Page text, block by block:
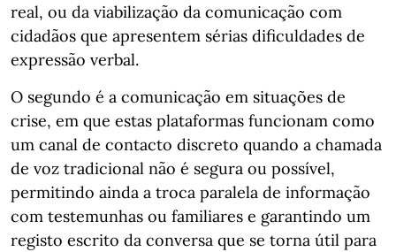
real, ou da viabilização da comunicação com
cidadãos que apresentem sérias dificuldades de
expressão verbal.
O segundo é a comunicação em situações de
crise, em que estas plataformas funcionam como
um canal de contacto discreto quando a chamada
de voz tradicional não é segura ou possível,
permitindo ainda a troca paralela de informação
com testemunhas ou familiares e garantindo um
registo escrito da conversa que se torna útil para